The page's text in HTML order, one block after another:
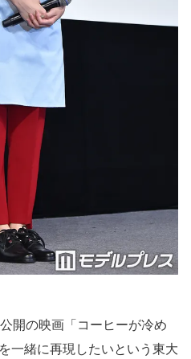
開の映画「コーヒーが冷め
一緒に再現したいという東大